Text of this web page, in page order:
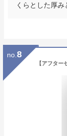
くらとした厚み
no. 8